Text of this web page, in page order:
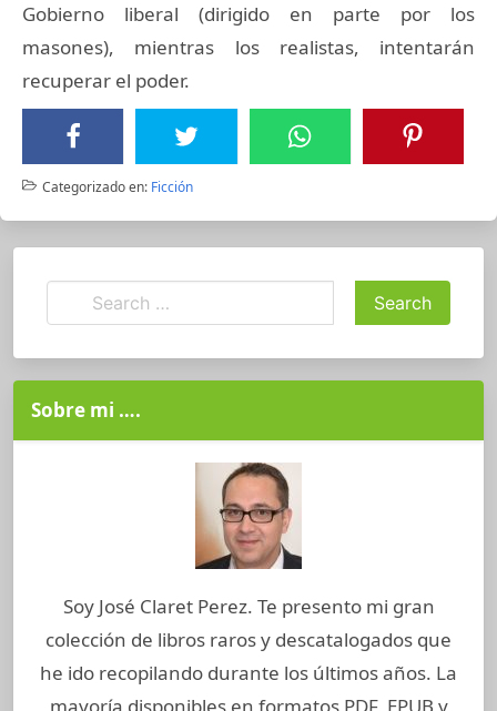
Gobierno liberal (dirigido en parte por los
masones), mientras los realistas, intentarán
recuperar el poder.
Categorizado en: Ficción
Sobre mi ….
Soy José Claret Perez. Te presento mi gran
colección de libros raros y descatalogados que
he ido recopilando durante los últimos años. La